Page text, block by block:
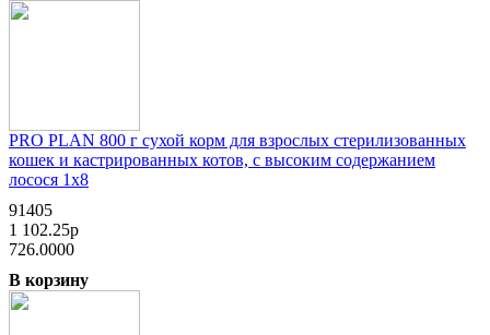
PRO PLAN 800 г сухой корм для взрослых стерилизованных
кошек и кастрированных котов, с высоким содержанием
лосося 1х8
91405
1 102.25р
726.0000
В корзину